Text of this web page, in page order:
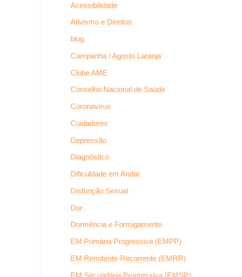
Acessibilidade
Ativismo e Direitos
blog
Campanha / Agosto Laranja
Clube AME
Conselho Nacional de Saúde
Coronavírus
Cuidadores
Depressão
Diagnóstico
Dificuldade em Andar
Disfunção Sexual
Dor
Dormência e Formigamento
EM Primária Progressiva (EMPP)
EM Remitente-Recorrente (EMRR)
EM Secundária Progressiva (EMSP)